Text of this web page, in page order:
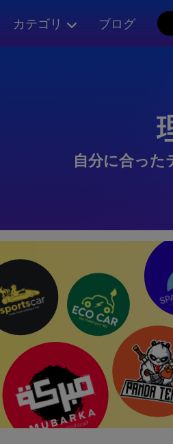
カテゴリ ブログ
自分に合った